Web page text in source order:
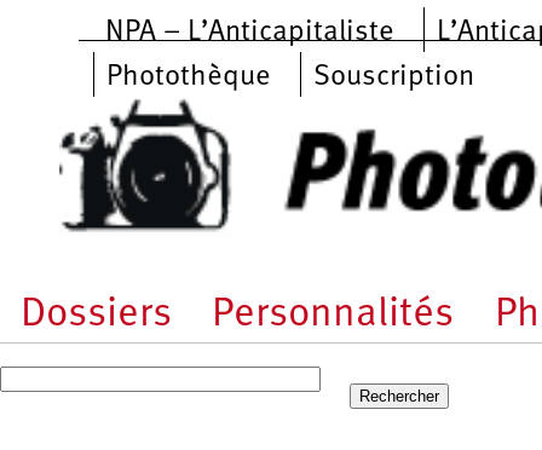
Aller au contenu principal
NPA – L’Anticapitaliste
Photothèque
Souscription
Dossiers Personnalités